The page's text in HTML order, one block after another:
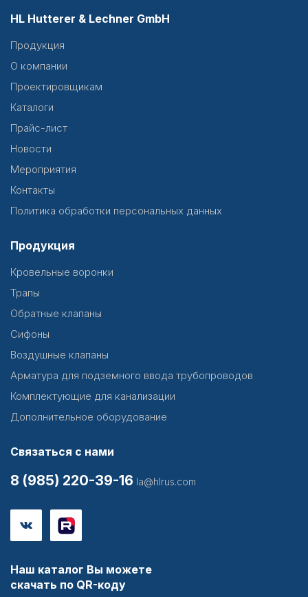
HL Hutterer & Lechner GmbH
Продукция
О компании
Проектировщикам
Каталоги
Прайс-лист
Новости
Мероприятия
Контакты
Политика обработки персональных данных
Продукция
Кровельные воронки
Трапы
Обратные клапаны
Сифоны
Воздушные клапаны
Арматура для подземного ввода трубопроводов
Комплектующие для канализации
Дополнительное оборудование
Связаться с нами
8 (985) 220-39-16 la@hlrus.com
Наш каталог Вы можете
скачать по QR-коду